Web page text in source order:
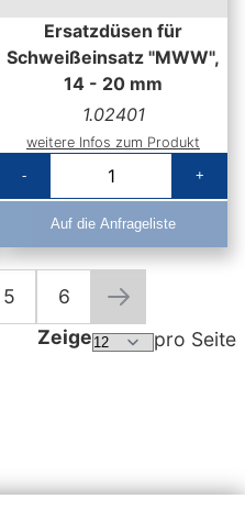
Ersatzdüsen für
Schweißeinsatz "MWW",
14 - 20 mm
1.02401
weitere Infos zum Produkt
-
+
Auf die Anfrageliste
gerade die Seite
Seite
5 Seite
6 Seite
Weiter
Zeige
pro Seite